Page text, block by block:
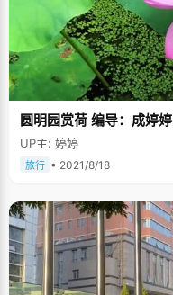
圆明园赏荷 编导：成婷婷
UP主: 婷婷
旅行 • 2021/8/18